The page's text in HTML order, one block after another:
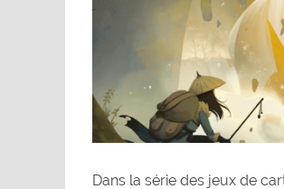
Dans la série des jeux de